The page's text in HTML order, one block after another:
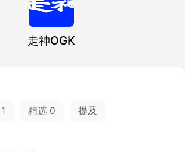
走神OGK
1 精选 0 提及